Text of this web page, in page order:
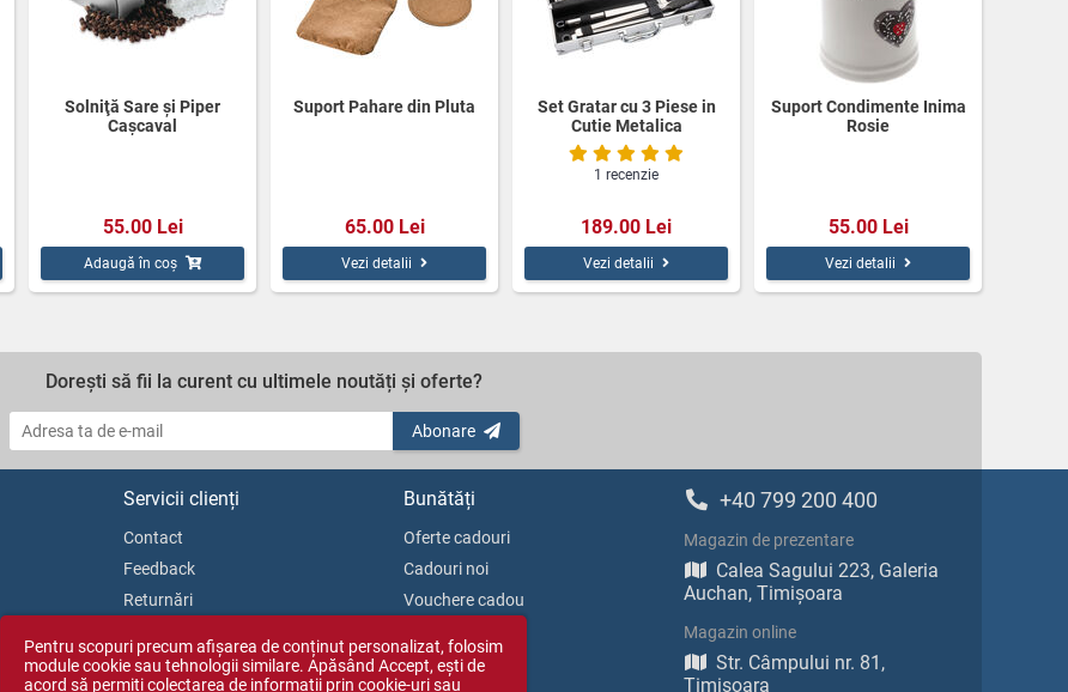
Solniţă Sare şi Piper
Caşcaval
55.00 Lei
Adaugă în coș
Suport Pahare din Pluta
65.00 Lei
Vezi detalii
Set Gratar cu 3 Piese in
Cutie Metalica
1 recenzie
189.00 Lei
Vezi detalii
Suport Condimente Inima
Rosie
55.00 Lei
Vezi detalii
Dorești să fii la curent cu ultimele noutăți și oferte?
Abonare
Servicii clienți
Contact
Feedback
Returnări
ANPC
Bunătăți
Oferte cadouri
Cadouri noi
Vouchere cadou
+40 799 200 400
Magazin de prezentare
Calea Sagului 223, Galeria
Auchan, Timișoara
Magazin online
Str. Câmpului nr. 81,
Timișoara
Pentru scopuri precum afișarea de conținut personalizat, folosim
module cookie sau tehnologii similare. Apăsând Accept, ești de
acord să permiți colectarea de informații prin cookie-uri sau